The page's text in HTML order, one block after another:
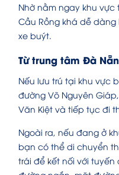
Nhờ nằm ngay khu
Cầu Rồng khá dễ
xe buýt.
Từ trung tâm Đà
Nếu lưu trú tại khu vực
đường Võ Nguyên
Văn Kiệt và tiếp tục đi
Ngoài ra, nếu đang ở
bạn có thể di chuyển
trái để kết nối với